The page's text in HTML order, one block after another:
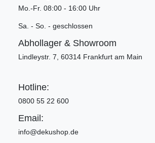
Mo.-Fr. 08:00 - 16:00 Uhr
Sa. - So. - geschlossen
Abhollager & Showroom
Lindleystr. 7, 60314 Frankfurt am Main
Hotline:
0800 55 22 600
Email:
info@dekushop.de